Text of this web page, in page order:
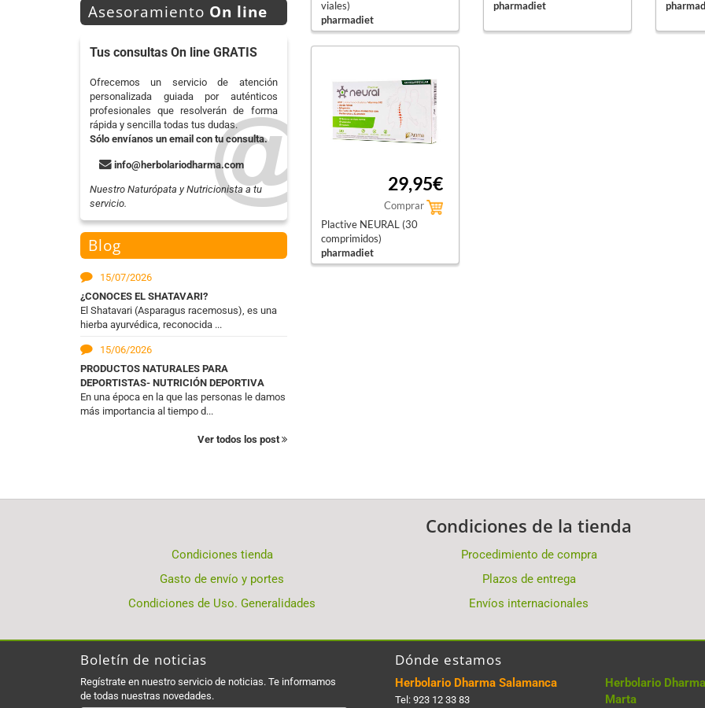
Asesoramiento On line
Tus consultas On line GRATIS
Ofrecemos un servicio de atención
personalizada guiada por auténticos
profesionales que resolverán de forma
rápida y sencilla todas tus dudas.
Sólo envíanos un email con tu consulta.
info@herbolariodharma.com
Nuestro Naturópata y Nutricionista a tu
servicio.
Blog
15/07/2026
¿CONOCES EL SHATAVARI?
El Shatavari (Asparagus racemosus), es una
hierba ayurvédica, reconocida ...
15/06/2026
PRODUCTOS NATURALES PARA
DEPORTISTAS- NUTRICIÓN DEPORTIVA
En una época en la que las personas le damos
más importancia al tiempo d...
Ver todos los post
viales)
pharmadiet
pharmadiet
29,95€
Comprar
Plactive NEURAL (30
comprimidos)
pharmadiet
Condiciones de la tienda
Condiciones tienda Procedimiento de compra
Gasto de envío y portes
Plazos de entrega
Condiciones de Uso. Generalidades
Envíos internacionales
Boletín de noticias
Regístrate en nuestro servicio de noticias. Te informamos
de todas nuestras novedades.
Dónde estamos
Herbolario Dharma Salamanca
Tel: 923 12 33 83
Herbolario
Marta